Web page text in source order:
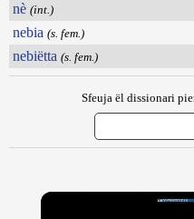
nè (int.)
nebia (s. fem.)
nebiëtta (s. fem.)
Sfeuja ël dissionari